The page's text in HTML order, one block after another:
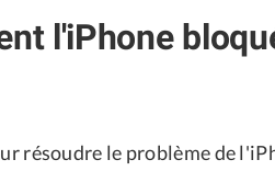
l'iPhone
résoudre le problème de